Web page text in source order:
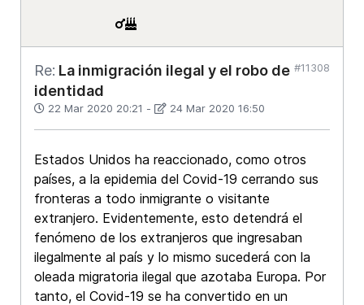
Re: La inmigración ilegal y el robo de
identidad
22 Mar 2020 20:21 - 24 Mar 2020 16:50
#11308
Estados Unidos ha reaccionado, como otros
países, a la epidemia del Covid-19 cerrando sus
fronteras a todo inmigrante o visitante
extranjero. Evidentemente, esto detendrá el
fenómeno de los extranjeros que ingresaban
ilegalmente al país y lo mismo sucederá con la
oleada migratoria ilegal que azotaba Europa. Por
tanto, el Covid-19 se ha convertido en un